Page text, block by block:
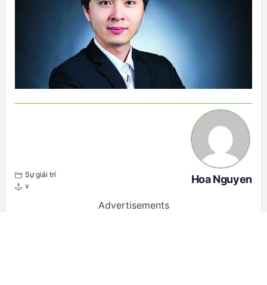
Sự giải trí
v
Hoa Nguyen
Advertisements